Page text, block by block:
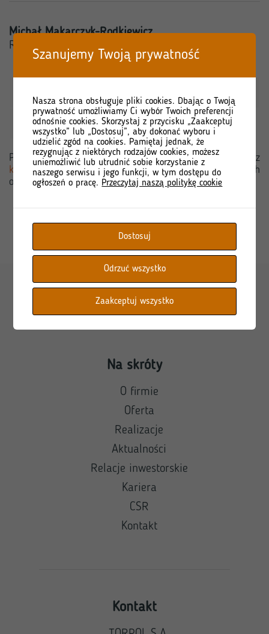
Michał Makarczyk-Rodkiewicz
Rzecznik prasowy
Adres e-mail rzecznik.prasowy@torpol.pl
Przed nawiązaniem kontaktu prosimy o zapoznanie się z
klauzulą informacjądotyczącą przetwarzania danych
osobowych.
Na skróty
O firmie
Oferta
Realizacje
Aktualności
Relacje inwestorskie
Kariera
CSR
Kontakt
Kontakt
Szanujemy Twoją prywatność
Nasza strona obsługuje pliki cookies. Dbając o Twoją
prywatność umożliwiamy Ci wybór Twoich preferencji
odnośnie cookies. Skorzystaj z przycisku „Zaakceptuj
wszystko” lub „Dostosuj”, aby dokonać wyboru i
udzielić zgód na cookies. Pamiętaj jednak, że
rezygnując z niektórych rodzajów cookies, możesz
uniemożliwić lub utrudnić sobie korzystanie z
naszego serwisu i jego funkcji, w tym dostępu do
ogłoszeń o pracę. Przeczytaj naszą politykę cookie
Dostosuj
Odrzuć wszystko
Zaakceptuj wszystko